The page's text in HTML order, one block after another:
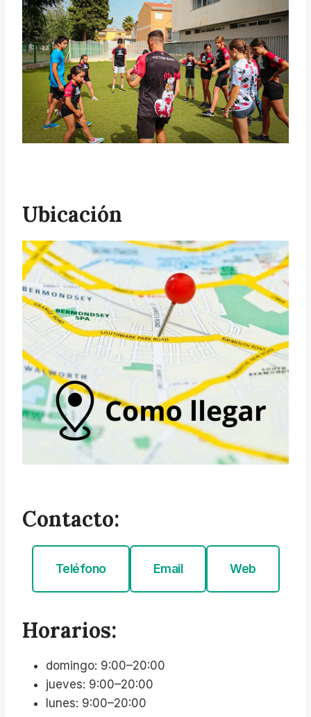
Ubicación
Contacto:
Teléfono Email Web
Horarios:
domingo: 9:00–20:00
jueves: 9:00–20:00
lunes: 9:00–20:00